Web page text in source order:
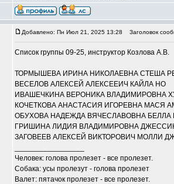
Добавлено: Пн Июл 21, 2025 13:28 Заголовок
Список группы 09-25, инструктор Козлова А.В.
ТОРМЫШЕВА ИРИНА НИКОЛАЕВНА СТЕША
ВЕСЕЛОВ АЛЕКСЕЙ АЛЕКСЕЕИЧ КАЙЛА НО
ИВАШЕЧКИНА ВЕРОНИКА ВЛАДИМИРОВНА
КОЧЕТКОВА АНАСТАСИЯ ИГОРЕВНА МАСЯ
ОБУХОВА НАДЕЖДА ВЯЧЕСЛАВОВНА БЕЛЛА
ГРИШИНА ЛИДИЯ ВЛАДИМИРОВНА
ЗАГОВЕЕВ АЛЕКСЕЙ ВИКТОРОВИЧ МОЛЛИ
Человек: голова пролезет - все пролезет.
Собака: усы пролезут - голова пролезет
Валет: пятачок пролезет - все пролезет.